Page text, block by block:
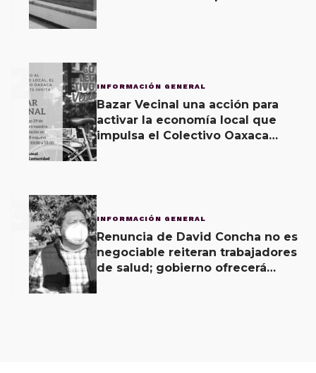
2 INFORMACIÓN GENERAL
Bazar Vecinal una acción para
activar la economía local que
impulsa el Colectivo Oaxaca
3 INFORMACIÓN GENERAL
Renuncia de David Concha no es
negociable reiteran trabajadores
de salud; gobierno ofrecerá